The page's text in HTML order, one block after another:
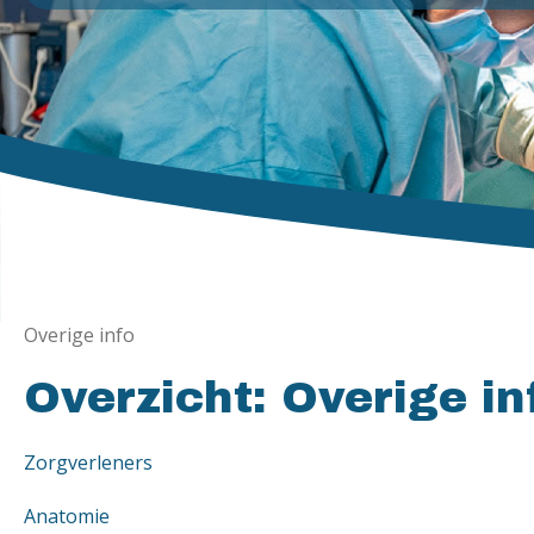
Overige info
Overzicht: Overige
Zorgverleners
Anatomie